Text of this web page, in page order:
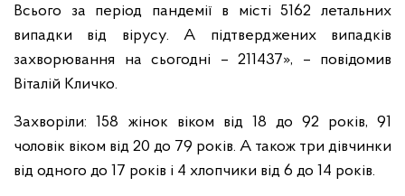
Всього за період пандемії в місті 5162 летальних
випадки від вірусу. А підтверджених випадків
захворювання на сьогодні – 211437», – повідомив
Віталій Кличко.
Захворіли: 158 жінок віком від 18 до 92 років, 91
чоловік віком від 20 до 79 років. А також три дівчинки
від одного до 17 років і 4 хлопчики від 6 до 14 років.